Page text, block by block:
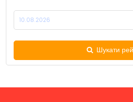
Шукати